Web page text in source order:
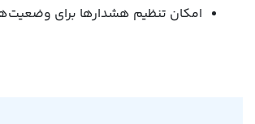
امکان تنظیم هشدارها برای